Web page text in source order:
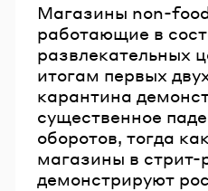
Магазины non-
работающие в
развлекательных
итогам первых
карантина
существенное
оборотов, тогда
магазины в стрит-
демонстрируют